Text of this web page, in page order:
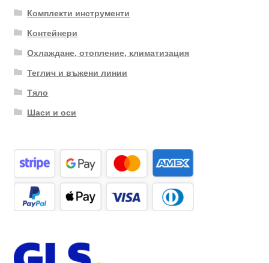
Комплекти инструменти
Контейнери
Охлаждане, отопление, климатизация
Теглич и въжени линии
Тяло
Шаси и оси